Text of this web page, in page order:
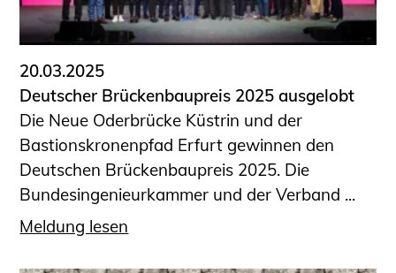
Informationen für Fortbildungsträger
Anträge, Anzeigen, Formulare
Fortbildung/Seminare
Informationen für Ingenieurinnen
und Ingenieure
Recht
Planungswettbewerbe
Publikationen
Stellenbörse
20.03.2025
Deutscher Brückenbaupreis 2025 ausgelobt
Die Neue Oderbrücke Küstrin und der
Bastionskronenpfad Erfurt gewinnen den
Deutschen Brückenbaupreis 2025. Die
Bundesingenieurkammer und der Verband ...
Meldung lesen